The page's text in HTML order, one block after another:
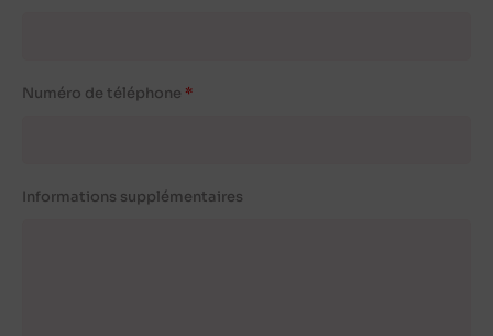
Numéro de téléphone
Informations supplémentaires